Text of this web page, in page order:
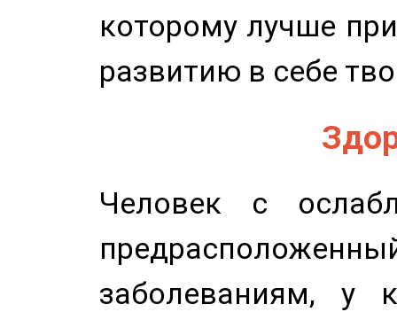
которому лучше
развитию в себе
Человек с
заболеваниям, у